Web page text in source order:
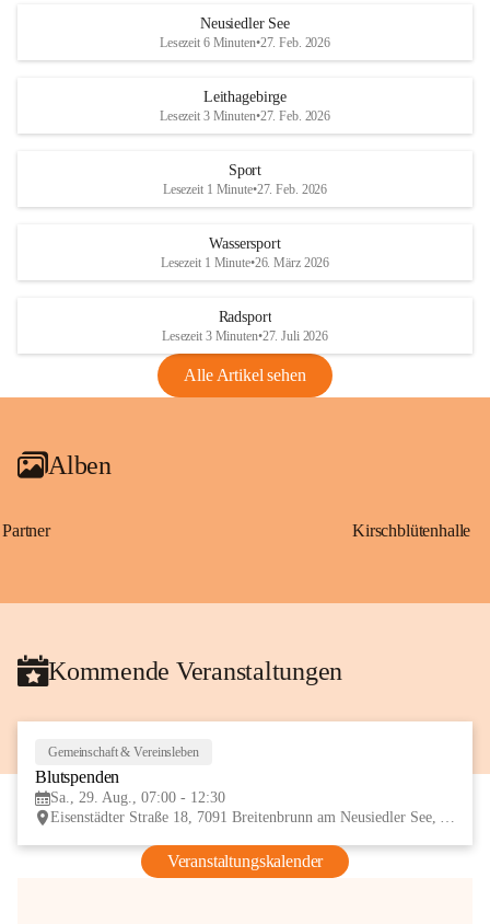
S
und den daraus folgenden wirtschaftlichen
Maßnahmen zur Bekämpfung
Rebe und der Amerikanischen
Anhang VBl. EU Nr. 18
1 Seite•1,4 MB
VBl. EU Nr. 18_2026
r
S
Neusiedler See
Lesezeit 6 Minuten•27. Feb. 2026
Leithagebirge
Lesezeit 3 Minuten•27. Feb. 2026
Sport
Lesezeit 1 Minute•27. Feb. 2026
Wassersport
Lesezeit 1 Minute•26. März 2026
Radsport
Lesezeit 3 Minuten•27. Juli 2026
Alle Artikel sehen
Alben
Partner Kirschblütenhalle
Kommende Veranstaltungen
Gemeinschaft & Vereinsleben
Blutspenden
Sa., 29. Aug., 07:00 - 12:30
Eisenstädter Straße 18, 7091 Breitenbrunn am Neusiedler See, AUT
Veranstaltungskalender